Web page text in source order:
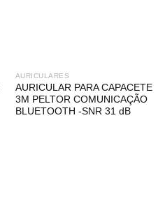
AURICULARES
AURICULAR PARA CAPACETE
3M PELTOR COMUNICAÇÃO
BLUETOOTH -SNR 31 dB